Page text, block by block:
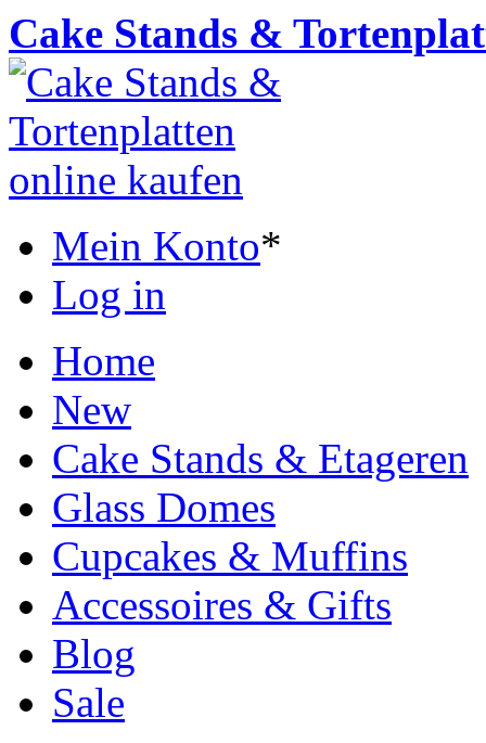
Cake Stands &
Mein Konto*
Log in
Home
New
Cake Stands & Etageren
Glass Domes
Cupcakes & Muffins
Accessoires & Gifts
Blog
Sale